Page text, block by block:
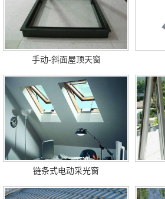
手动-斜面屋顶天窗
链条式电动采光窗